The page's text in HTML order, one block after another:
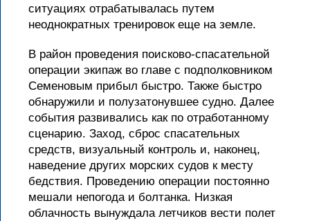
ситуациях отрабатывалась путем
неоднократных тренировок еще на земле.
В район проведения поисково-спасательной
операции экипаж во главе с подполковником
Семеновым прибыл быстро. Также быстро
обнаружили и полузатонувшее судно. Далее
события развивались как по отработанному
сценарию. Заход, сброс спасательных
средств, визуальный контроль и, наконец,
наведение других морских судов к месту
бедствия. Проведению операции постоянно
мешали непогода и болтанка. Низкая
облачность вынуждала летчиков вести полет